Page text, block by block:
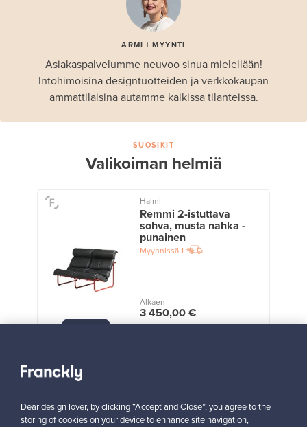
ARMI | MYYNTI
Asiakaspalvelumme neuvoo sinua mielellään!
Intohimoisina designtuotteiden ja verkkokaupan
ammattilaisina autamme kaikissa tilanteissa.
SUOSIKIT
Valikoiman helmiä
Haimi
Remmi 2-istuttava
sohva, musta nahka -
punainen
Myynnissä1
Alkaen
3 450,00 €
Dear design lover, by clicking “Accept and Close”, you agree to the
storing of cookies on your device to enhance site navigation,